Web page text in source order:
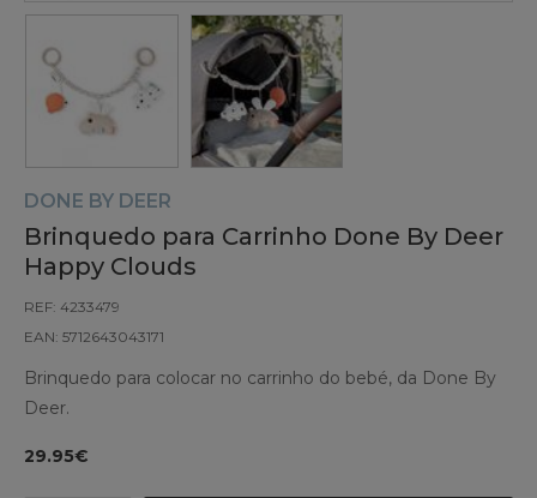
DONE BY DEER
Brinquedo para Carrinho Done By Deer
Happy Clouds
REF: 4233479
EAN: 5712643043171
Brinquedo para colocar no carrinho do bebé, da Done By
Deer.
29.95€